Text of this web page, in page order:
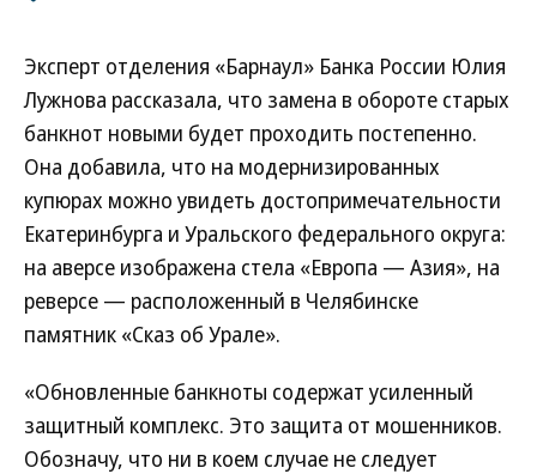
Эксперт отделения «Барнаул» Банка России Юлия
Лужнова рассказала, что замена в обороте старых
банкнот новыми будет проходить постепенно.
Она добавила, что на модернизированных
купюрах можно увидеть достопримечательности
Екатеринбурга и Уральского федерального округа:
на аверсе изображена стела «Европа — Азия», на
реверсе — расположенный в Челябинске
памятник «Сказ об Урале».
«Обновленные банкноты содержат усиленный
защитный комплекс. Это защита от мошенников.
Обозначу, что ни в коем случае не следует